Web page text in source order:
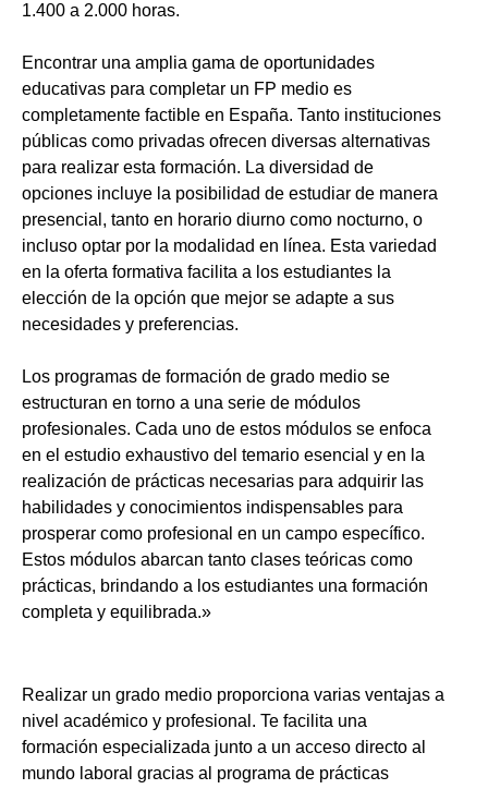
1.400 a 2.000 horas.
Encontrar una amplia gama de oportunidades
educativas para completar un FP medio es
completamente factible en España. Tanto instituciones
públicas como privadas ofrecen diversas alternativas
para realizar esta formación. La diversidad de
opciones incluye la posibilidad de estudiar de manera
presencial, tanto en horario diurno como nocturno, o
incluso optar por la modalidad en línea. Esta variedad
en la oferta formativa facilita a los estudiantes la
elección de la opción que mejor se adapte a sus
necesidades y preferencias.
Los programas de formación de grado medio se
estructuran en torno a una serie de módulos
profesionales. Cada uno de estos módulos se enfoca
en el estudio exhaustivo del temario esencial y en la
realización de prácticas necesarias para adquirir las
habilidades y conocimientos indispensables para
prosperar como profesional en un campo específico.
Estos módulos abarcan tanto clases teóricas como
prácticas, brindando a los estudiantes una formación
completa y equilibrada.»
Realizar un grado medio proporciona varias ventajas a
nivel académico y profesional. Te facilita una
formación especializada junto a un acceso directo al
mundo laboral gracias al programa de prácticas